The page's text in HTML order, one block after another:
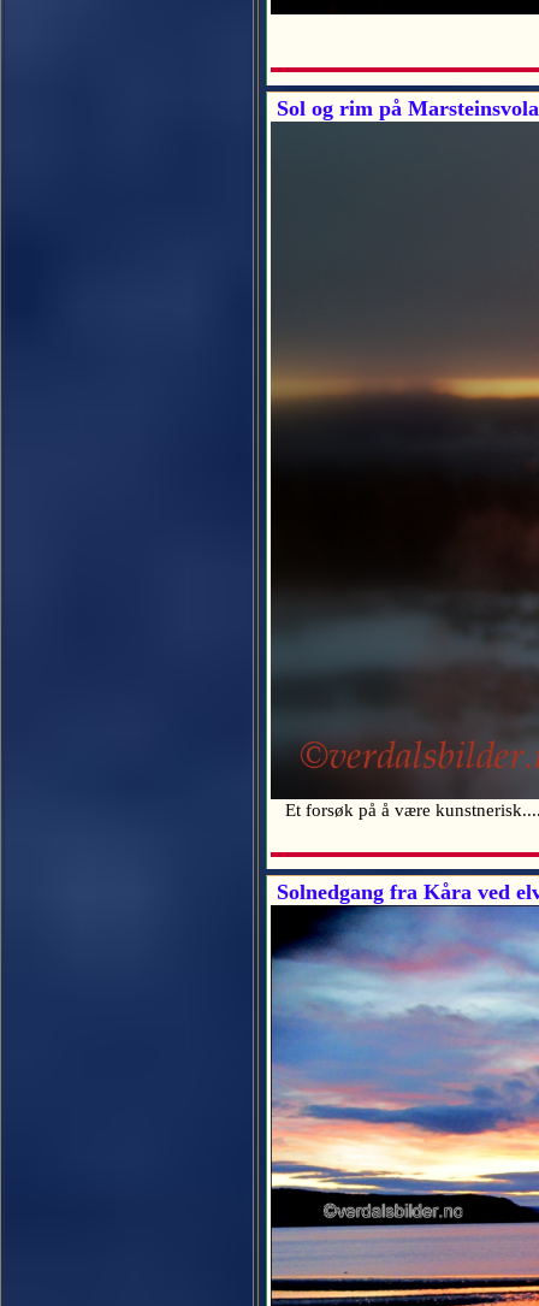
Sol og rim på Marsteinsvola
Et forsøk på å være
Solnedgang fra Kåra ved